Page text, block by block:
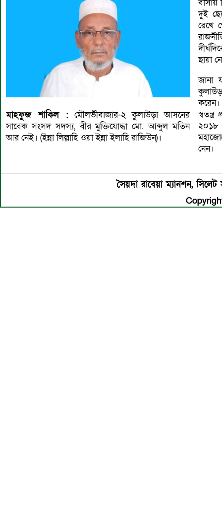
মাহফুজশাকিল : মৌলভীবাজার-২ কুলাউড়া আসনের
সাবেক সংসদ সদস্য, বীর মুক্তিযোদ্ধা মো. আব্দুল মতিন
আর নেই। (ইন্না লিল্লাহি ওয়া ইন্না ইলাহি রাজিউন)।
বাসায়
দুই
রেখে
ছায়া
জানা
২০১৮
নেন।
সৈয়দা রাবেয়া ম্যানশন,